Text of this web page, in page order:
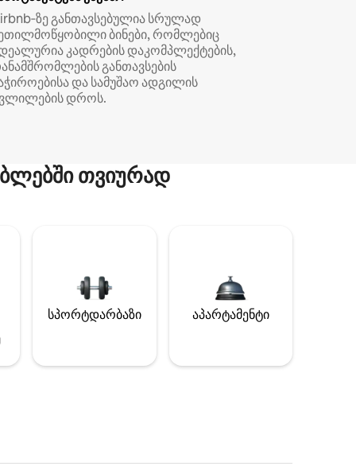
განთავსებულია სრულად
ბინები, რომლებიც
კადრების დაკომპლექტების,
განთავსების
და სამუშაო ადგილის
დროს.
თვიურად
სპორტდარბაზი აპარტამენტი